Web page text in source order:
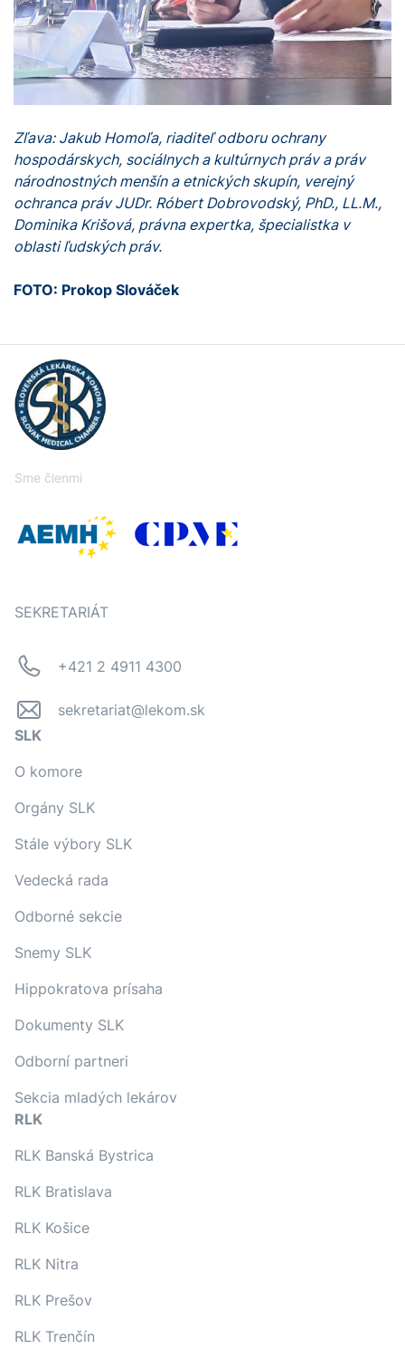
Zľava: Jakub Homoľa, riaditeľ odboru ochrany
hospodárskych, sociálnych a kultúrnych práv a práv
národnostných menšín a etnických skupín, verejný
ochranca práv JUDr. Róbert Dobrovodský, PhD., LL.M.,
Dominika Krišová, právna expertka, špecialistka v
oblasti ľudských práv.
FOTO: Prokop Slováček
Sme členmi
SEKRETARIÁT
+421 2 4911 4300
sekretariat@lekom.sk
SLK
O komore
Orgány SLK
Stále výbory SLK
Vedecká rada
Odborné sekcie
Snemy SLK
Hippokratova prísaha
Dokumenty SLK
Odborní partneri
Sekcia mladých lekárov
RLK
RLK Banská Bystrica
RLK Bratislava
RLK Košice
RLK Nitra
RLK Prešov
RLK Trenčín